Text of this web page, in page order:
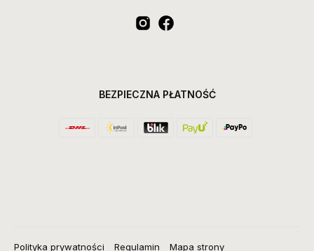
BEZPIECZNA PŁATNOŚĆ
Polityka prywatności Regulamin Mapa strony